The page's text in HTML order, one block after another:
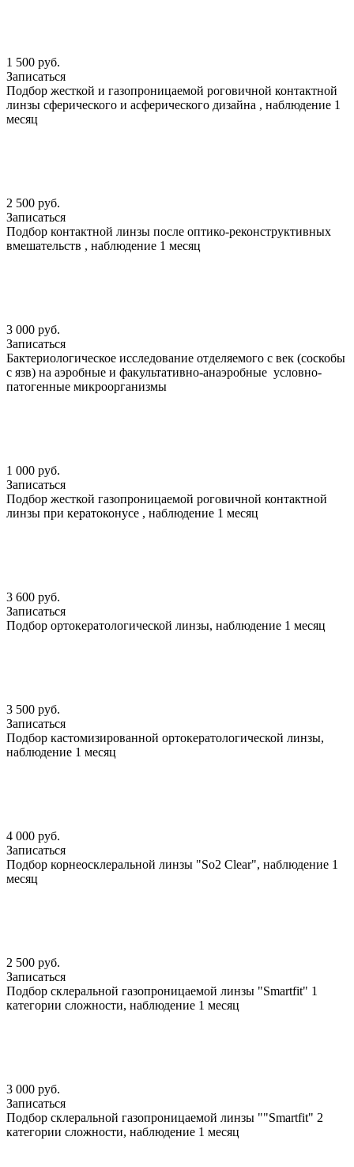
1 500 руб.
Записаться
Подбор жесткой и газопроницаемой роговичной контактной
линзы сферического и асферического дизайна , наблюдение 1
месяц
2 500 руб.
Записаться
Подбор контактной линзы после оптико-реконструктивных
вмешательств , наблюдение 1 месяц
3 000 руб.
Записаться
Бактериологическое исследование отделяемого с век (соскобы
с язв) на аэробные и факультативно-анаэробные условно-
патогенные микроорганизмы
1 000 руб.
Записаться
Подбор жесткой газопроницаемой роговичной контактной
линзы при кератоконусе , наблюдение 1 месяц
3 600 руб.
Записаться
Подбор ортокератологической линзы, наблюдение 1 месяц
3 500 руб.
Записаться
Подбор кастомизированной ортокератологической линзы,
наблюдение 1 месяц
4 000 руб.
Записаться
Подбор корнеосклеральной линзы "So2 Clear", наблюдение 1
месяц
2 500 руб.
Записаться
Подбор склеральной газопроницаемой линзы "Smartfit" 1
категории сложности, наблюдение 1 месяц
3 000 руб.
Записаться
Подбор склеральной газопроницаемой линзы ""Smartfit" 2
категории сложности, наблюдение 1 месяц